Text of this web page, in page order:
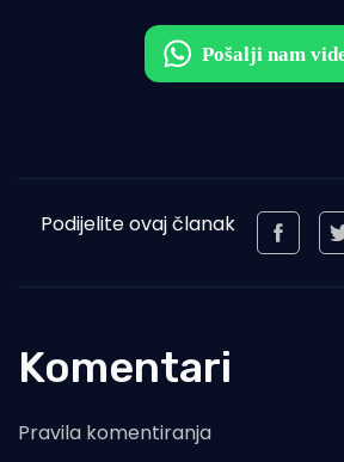
Podijelite ovaj članak
Komentari
Pravila komentiranja